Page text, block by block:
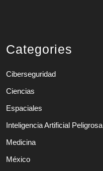
Categories
Ciberseguridad
Ciencias
Espaciales
Inteligencia Artificial Peligrosa
Medicina
México